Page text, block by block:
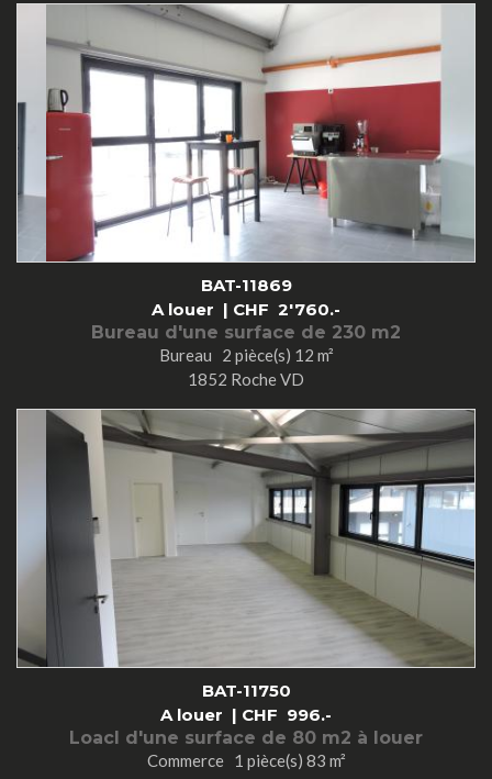
BAT-11869
A louer | CHF 2'760.-
Bureau d'une surface de 230 m2
Bureau 2 pièce(s) 12 m²
1852 Roche VD
BAT-11750
A louer | CHF 996.-
Loacl d'une surface de 80 m2 à louer
Commerce 1 pièce(s) 83 m²